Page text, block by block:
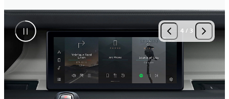
3
/
4